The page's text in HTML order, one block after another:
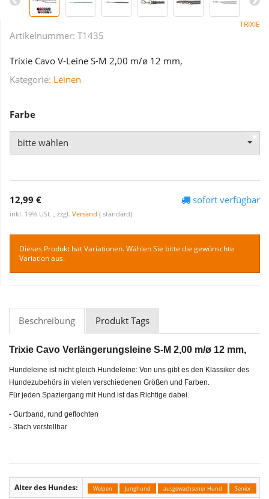
TRIXIE
Artikelnummer: T1435
Trixie Cavo V-Leine S-M 2,00 m/ø 12 mm,
Kategorie: Leinen
Farbe
bitte wählen
12,99 €
inkl. 19% USt. , zzgl. Versand ( standard)
sofort verfügbar
Dieses Produkt hat Variationen. Wählen Sie bitte die gewünschte
Variation aus.
Beschreibung Produkt Tags
Trixie Cavo Verlängerungsleine S-M 2,00 m/ø 12 mm,
Hundeleine ist nicht gleich Hundeleine: Von uns gibt es den Klassiker des
Hundezubehörs in vielen verschiedenen Größen und Farben.
Für jeden Spaziergang mit Hund ist das Richtige dabei.
- Gurtband, rund geflochten
- 3fach verstellbar
Alter des Hundes: Welpen Junghund ausgewachsener Hund Senior